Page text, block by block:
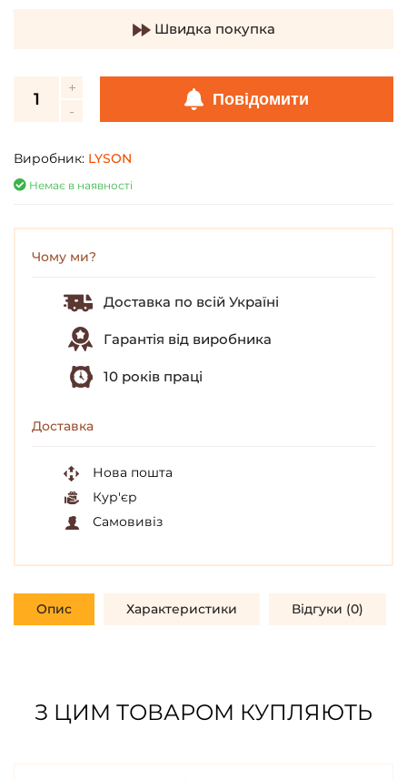
Швидка покупка
Повідомити
Виробник: LYSON
Немає в наявності
Чому ми?
Доставка по всій Україні
Гарантія від виробника
10 років праці
Доставка
Нова пошта
Кур'єр
Самовивіз
Опис Характеристики Відгуки (0)
З ЦИМ ТОВАРОМ КУПЛЯЮТЬ